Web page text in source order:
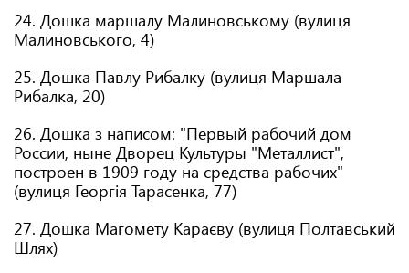
24. Дошка маршалу Малиновському (вулиця
Малиновського, 4)
25. Дошка Павлу Рибалку (вулиця Маршала
Рибалка, 20)
26. Дошка з написом: "Первый рабочий дом
России, ныне Дворец Культуры "Металлист",
построен в 1909 году на средства рабочих"
(вулиця Георгія Тарасенка, 77)
27. Дошка Магомету Караєву (вулиця Полтавський
Шлях)